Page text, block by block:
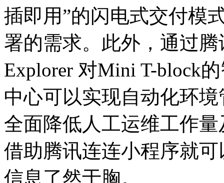
插即用”的闪电式交付模
署的需求。此外，通过
Explorer 对Mini T-block
中心可以实现自动化环
全面降低人工运维工作
借助腾讯连连小程序就
信息了然于胸。